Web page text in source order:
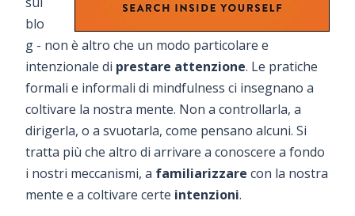
blo
g - non è altro che un modo particolare e
intenzionale di prestare attenzione. Le pratiche
formali e informali di mindfulness ci insegnano a
coltivare la nostra mente. Non a controllarla, a
dirigerla, o a svuotarla, come pensano alcuni. Si
tratta più che altro di arrivare a conoscere a fondo
i nostri meccanismi, a familiarizzare con la nostra
mente e a coltivare certe intenzioni.